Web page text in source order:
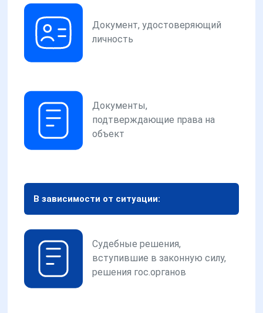
Документ, удостоверяющий
личность
Документы,
подтверждающие права на
объект
В зависимости от ситуации:
Судебные решения,
вступившие в законную силу,
решения гос.органов